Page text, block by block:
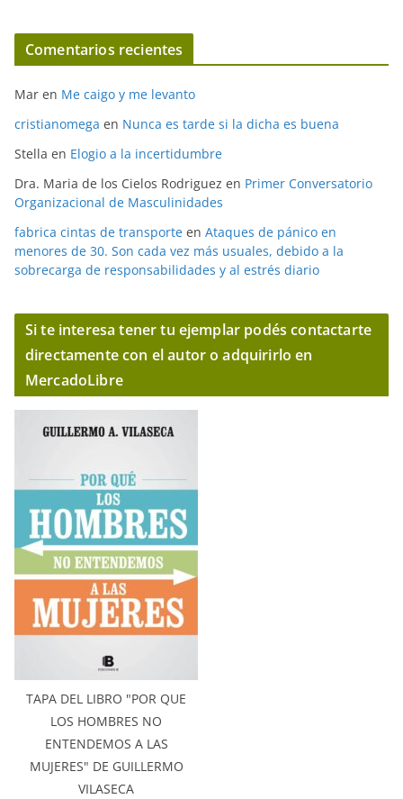
Comentarios recientes
Mar en Me caigo y me levanto
cristianomega en Nunca es tarde si la dicha es buena
Stella en Elogio a la incertidumbre
Dra. Maria de los Cielos Rodriguez en Primer Conversatorio
Organizacional de Masculinidades
fabrica cintas de transporte en Ataques de pánico en
menores de 30. Son cada vez más usuales, debido a la
sobrecarga de responsabilidades y al estrés diario
Si te interesa tener tu ejemplar podés contactarte
directamente con el autor o adquirirlo en
MercadoLibre
TAPA DEL LIBRO "POR QUE
LOS HOMBRES NO
ENTENDEMOS A LAS
MUJERES" DE GUILLERMO
VILASECA